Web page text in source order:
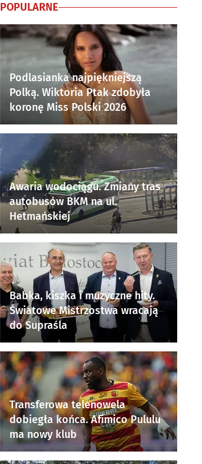
POPULARNE
Podlasianka najpiękniejszą
Polką. Wiktoria Ptak zdobyła
koronę Miss Polski 2026
Awaria wodociągu. Zmiany tras
autobusów BKM na ul.
Hetmańskiej
Babka, kiszka i muzyczne hity.
Światowe Mistrzostwa wracają
do Supraśla
Transferowa telenowela
dobiegła końca. Afimico Pululu
ma nowy klub